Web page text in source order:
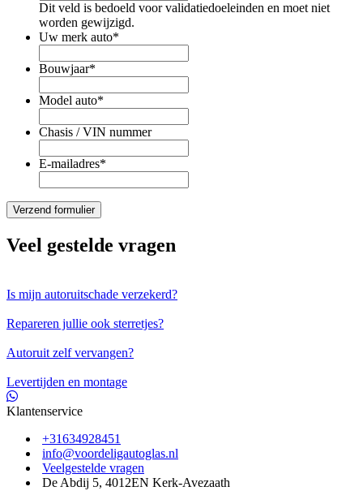
Dit veld is bedoeld voor validatiedoeleinden en moet niet
worden gewijzigd.
Uw merk auto*
Bouwjaar*
Model auto*
Chasis / VIN nummer
E-mailadres*
Veel gestelde vragen
Is mijn autoruitschade verzekerd?
Repareren jullie ook sterretjes?
Autoruit zelf vervangen?
Levertijden en montage
Klantenservice
+31634928451
info@voordeligautoglas.nl
Veelgestelde vragen
De Abdij 5, 4012EN Kerk-Avezaath